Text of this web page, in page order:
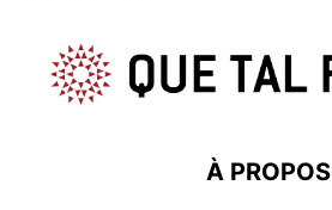
À PROPOS